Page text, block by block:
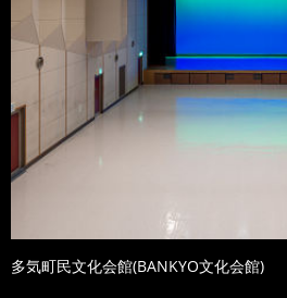
多気町民文化会館(BANKYO文化会館)